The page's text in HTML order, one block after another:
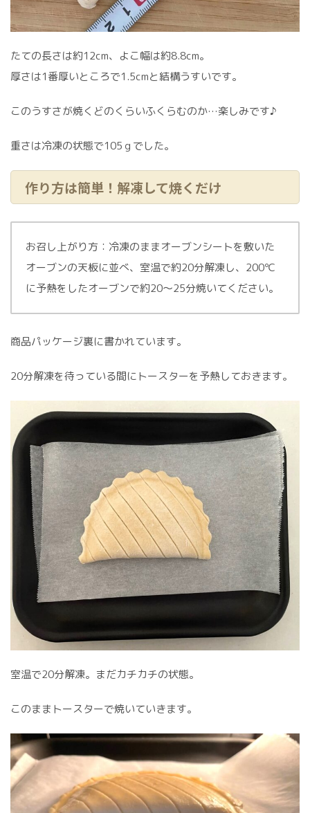
たての長さは約12cm、よこ幅は約8.8cm。
厚さは1番厚いところで1.5cmと結構うすいです。
このうすさが焼くどのくらいふくらむのか…楽しみです♪
重さは冷凍の状態で105ｇでした。
作り方は簡単！解凍して焼くだけ
お召し上がり方：冷凍のままオーブンシートを敷いた
オーブンの天板に並べ、室温で約20分解凍し、200℃
に予熱をしたオーブンで約20～25分焼いてください。
商品パッケージ裏に書かれています。
20分解凍を待っている間にトースターを予熱しておきます。
室温で20分解凍。まだカチカチの状態。
このままトースターで焼いていきます。